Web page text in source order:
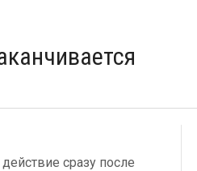
сразу после